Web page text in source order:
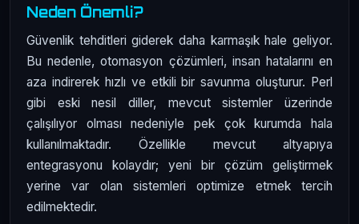
Neden Önemli?
Güvenlik tehditleri giderek daha karmaşık hale geliyor.
Bu nedenle, otomasyon çözümleri, insan hatalarını en
aza indirerek hızlı ve etkili bir savunma oluşturur. Perl
gibi eski nesil diller, mevcut sistemler üzerinde
çalışılıyor olması nedeniyle pek çok kurumda hala
kullanılmaktadır. Özellikle mevcut altyapıya
entegrasyonu kolaydır; yeni bir çözüm geliştirmek
yerine var olan sistemleri optimize etmek tercih
edilmektedir.